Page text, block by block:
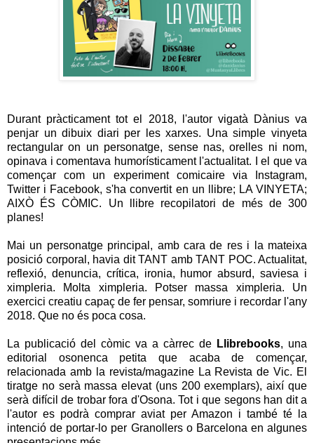
Durant pràcticament tot el 2018, l'autor vigatà Dànius va
penjar un dibuix diari per les xarxes. Una simple vinyeta
rectangular on un personatge, sense nas, orelles ni nom,
opinava i comentava humorísticament l'actualitat. I el que va
començar com un experiment comicaire via Instagram,
Twitter i Facebook, s'ha convertit en un llibre; LA VINYETA;
AIXÒ ÉS CÒMIC. Un llibre recopilatori de més de 300
planes!
Mai un personatge principal, amb cara de res i la mateixa
posició corporal, havia dit TANT amb TANT POC. Actualitat,
reflexió, denuncia, crítica, ironia, humor absurd, saviesa i
ximpleria. Molta ximpleria. Potser massa ximpleria. Un
exercici creatiu capaç de fer pensar, somriure i recordar l'any
2018. Que no és poca cosa.
La publicació del còmic va a càrrec de Llibrebooks, una
editorial osonenca petita que acaba de començar,
relacionada amb la revista/magazine La Revista de Vic. El
tiratge no serà massa elevat (uns 200 exemplars), així que
serà difícil de trobar fora d'Osona. Tot i que segons han dit a
l'autor es podrà comprar aviat per Amazon i també té la
intenció de portar-lo per Granollers o Barcelona en algunes